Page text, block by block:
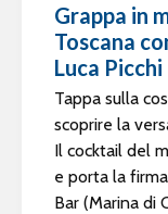
Grappa in
Toscana
Luca Picchi
Tappa sulla
scoprire la
Il cocktail del
e porta la
Bar (Marina di